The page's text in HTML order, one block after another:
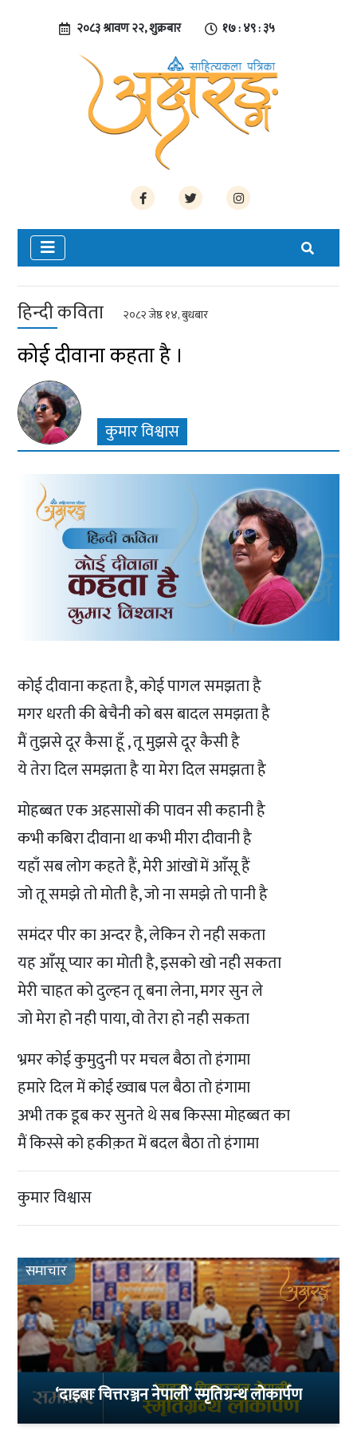
२०८३ श्रावण २२, शुक्रबार १७ : ४९ : ३६
हिन्दी कविता २०८२ जेष्ठ १४, बुधबार
कोई दीवाना कहता है ।
कुमार विश्वास
कोई दीवाना कहता है, कोई पागल समझता है
मगर धरती की बेचैनी को बस बादल समझता है
मैं तुझसे दूर कैसा हूँ , तू मुझसे दूर कैसी है
ये तेरा दिल समझता है या मेरा दिल समझता है
मोहब्बत एक अहसासों की पावन सी कहानी है
कभी कबिरा दीवाना था कभी मीरा दीवानी है
यहाँ सब लोग कहते हैं, मेरी आंखों में आँसू हैं
जो तू समझे तो मोती है, जो ना समझे तो पानी है
समंदर पीर का अन्दर है, लेकिन रो नही सकता
यह आँसू प्यार का मोती है, इसको खो नही सकता
मेरी चाहत को दुल्हन तू बना लेना, मगर सुन ले
जो मेरा हो नही पाया, वो तेरा हो नही सकता
भ्रमर कोई कुमुदुनी पर मचल बैठा तो हंगामा
हमारे दिल में कोई ख्वाब पल बैठा तो हंगामा
अभी तक डूब कर सुनते थे सब किस्सा मोहब्बत का
मैं किस्से को हकीक़त में बदल बैठा तो हंगामा
कुमार विश्वास
समाचार
‘दाइबाः चित्तरञ्जन नेपाली’ स्मृतिग्रन्थ लोकार्पण